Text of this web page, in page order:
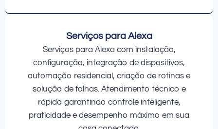
Serviços para Alexa
Serviços para Alexa com instalação,
configuração, integração de dispositivos,
automação residencial, criação de rotinas e
solução de falhas. Atendimento técnico e
rápido garantindo controle inteligente,
praticidade e desempenho máximo em sua